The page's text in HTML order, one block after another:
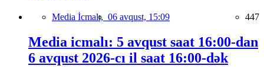
Media İcmalı, 06 avqust, 15:09 447
Media icmalı: 5 avqust saat 16:00-dan
6 avqust 2026-cı il saat 16:00-dək